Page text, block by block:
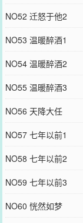
NO52 迁怒于他2
NO53 温暖醉酒1
NO54 温暖醉酒2
NO55 温暖醉酒3
NO56 天降大任
NO57 七年以前1
NO58 七年以前2
NO59 七年以前3
NO60 恍然如梦